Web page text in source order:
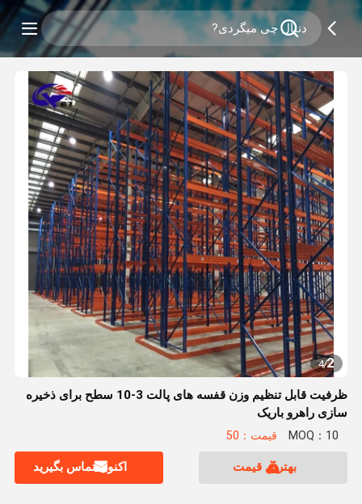
2
/
4
ظرفیت قابل تنظیم وزن قفسه های پالت 3-10 سطح برای ذخیره
سازی راهرو باریک
MOQ：10 قیمت：50
بهترین قیمت اکنون تماس بگیرید